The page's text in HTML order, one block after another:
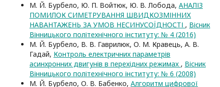
М. Й. Бурбело, Ю. П. Войтюк, Ю. В. Лобода, АНАЛІЗ
ПОМИЛОК СИМЕТРУВАННЯ ШВИДКОЗМІННИХ
НАВАНТАЖЕНЬ ЗА УМОВ НЕСИНУСОЇДНОСТІ , Вісник
Вінницького політехнічного інституту: № 4 (2016)
М. Й. Бурбело, В. В. Гаврилюк, О. М. Кравець, А. В.
Гадай, Контроль електричних параметрів
асинхронних двигунів в перехідних режимах , Вісник
Вінницького політехнічного інституту: № 6 (2008)
М. Й. Бурбело, О. В. Бабенко, Алгоритм цифрової